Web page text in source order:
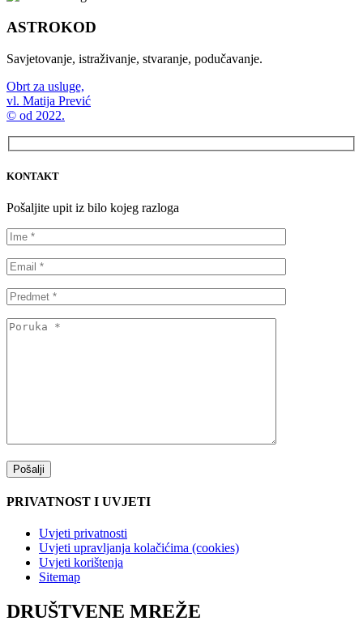
ASTROKOD
Savjetovanje, istraživanje, stvaranje, podučavanje.
Obrt za usluge,
vl. Matija Prević
© od 2022.
KONTAKT
Pošaljite upit iz bilo kojeg razloga
PRIVATNOST I UVJETI
Uvjeti privatnosti
Uvjeti upravljanja kolačićima (cookies)
Uvjeti korištenja
Sitemap
DRUŠTVENE MREŽE